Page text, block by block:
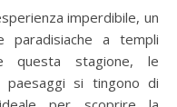
a templi
questa stagione, le
si tingono di